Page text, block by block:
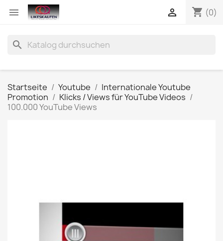
 shopping_cart (0)

search
Startseite Youtube
Internationale Youtube
Promotion
Klicks / Views für YouTube Videos
100.000 YouTube Views